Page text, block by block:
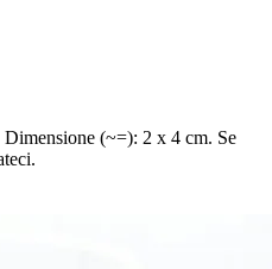
(~=): 2 x 4 cm. Se